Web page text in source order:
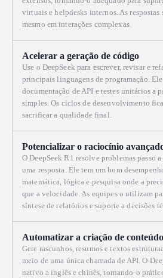
virtuais e helpdesks internos. As respostas
mesmo em interações complexas.
Acelerar a geração de código
Use o DeepSeek para escrever, revisar e
principais linguagens de programação.
documentação de API e testes unitários a
simples. Os ciclos de desenvolvimento
sacrificar a qualidade final.
Potencializar o raciocínio
O DeepSeek R1 resolve problemas passo
uma resposta. Ele tem um bom
matemática, lógica e pesquisa onde a
que a velocidade. As equipes o utilizam
síntese de relatórios e suporte a decisões
Automatizar a criação de conteúdo
Gere rascunhos, resumos e textos
meio de uma única chamada de API. O
nativo a inglês e chinês, tornando-o